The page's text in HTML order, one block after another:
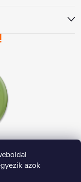
azok